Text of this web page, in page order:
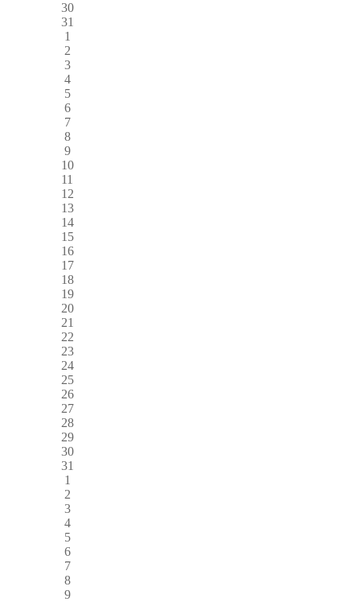
30
31
1
2
3
4
5
6
7
8
9
10
11
12
13
14
15
16
17
18
19
20
21
22
23
24
25
26
27
28
29
30
31
1
2
3
4
5
6
7
8
9